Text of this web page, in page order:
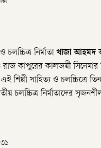
নির্মাতা খাজা আহমদ
ও রাজ কাপুরের কালজয়ী
এই শিল্পী সাহিত্য ও
চলচ্চিত্র নির্মাতাদের